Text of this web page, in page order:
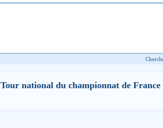
Tour national du championnat de France